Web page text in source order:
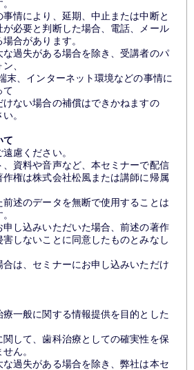
情により、延期、中止または中断と
必要と判断した場合、電話、メール
合があります。
過失がある場合を除き、受講者のパ
、
末、インターネット環境などの事情に
て
けない場合の補償はできかねますの
。
て
慮ください。
資料や音声など、本セミナーで配信
権は株式会社松風または講師に帰属
述のデータを無断で使用することは
申し込みいただいた場合、前述の著作
しないことに同意したものとみなし
合は、セミナーにお申し込みいただけ
一般に関する情報提供を目的とした
して、歯科治療としての確実性を保
ん。
過失がある場合を除き、弊社は本セ